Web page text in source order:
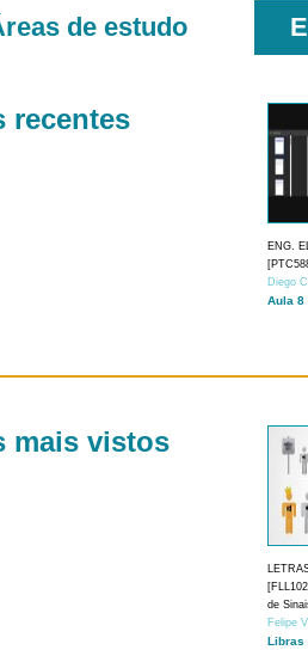
de estudo
recentes
ENG.
Diego
Aula 8
mais vistos
de
Felipe
Libras